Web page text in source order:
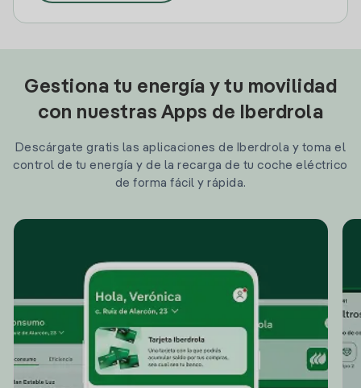
Gestiona tu energía y tu movilidad
con nuestras Apps de Iberdrola
Descárgate gratis las aplicaciones de Iberdrola y toma el
control de tu energía y de la recarga de tu coche eléctrico
de forma fácil y rápida.